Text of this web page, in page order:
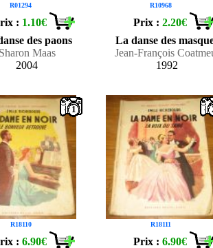
R01294
: 1.10€
des paons
Sharon Maas
2004
R10968
Prix :2.20€
La danse des
Jean-François
1992
R18110
1
:6.90€
R18111
Prix :6.90€